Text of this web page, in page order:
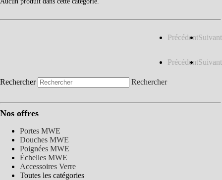
PrécédentSuivant
PrécédentSuivant
Rechercher Rechercher
Nos offres
Portes MWE
Douches MWE
Poignées MWE
Échelles MWE
Accessoires Verre
Toutes les catégories